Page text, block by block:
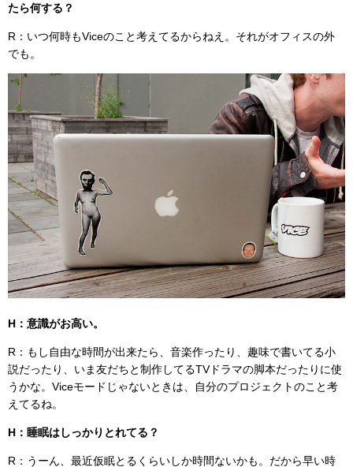
たら何する？
R：いつ何時もViceのこと考えてるからねえ。それがオフィスの外
でも。
H：意識がお高い。
R：もし自由な時間が出来たら、音楽作ったり、趣味で書いてる小
説だったり、いま友だちと制作してるTVドラマの脚本だったりに使
うかな。Viceモードじゃないときは、自分のプロジェクトのこと考
えてるね。
H：睡眠はしっかりとれてる？
R：うーん、最近仮眠とるくらいしか時間ないかも。だから早い時